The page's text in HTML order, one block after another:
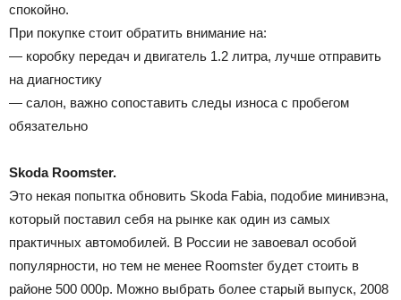
спокойно.
При покупке стоит обратить внимание на:
— коробку передач и двигатель 1.2 литра, лучше отправить
на диагностику
— салон, важно сопоставить следы износа с пробегом
обязательно
Skoda Roomster.
Это некая попытка обновить Skoda Fabia, подобие минивэна,
который поставил себя на рынке как один из самых
практичных автомобилей. В России не завоевал особой
популярности, но тем не менее Roomster будет стоить в
районе 500 000р. Можно выбрать более старый выпуск, 2008